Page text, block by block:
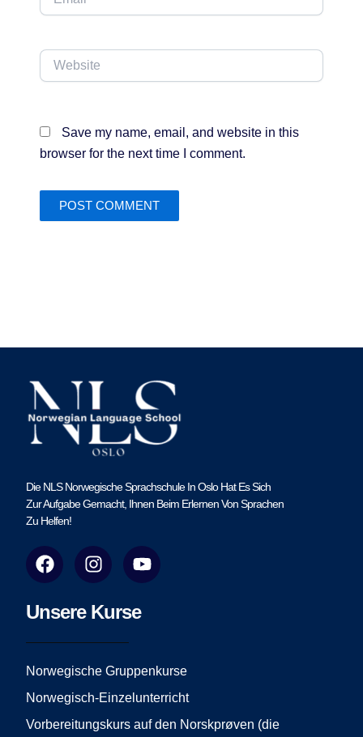
Website
Save my name, email, and website in this
browser for the next time I comment.
Die NLS Norwegische Sprachschule In Oslo Hat Es Sich
Zur Aufgabe Gemacht, Ihnen Beim Erlernen Von Sprachen
Zu Helfen!
F
a
e
o
o
I
n
t
g
r
m
Y
o
t
e
Unsere Kurse
Norwegische Gruppenkurse
Norwegisch-Einzelunterricht
Vorbereitungskurs auf den Norskprøven (die